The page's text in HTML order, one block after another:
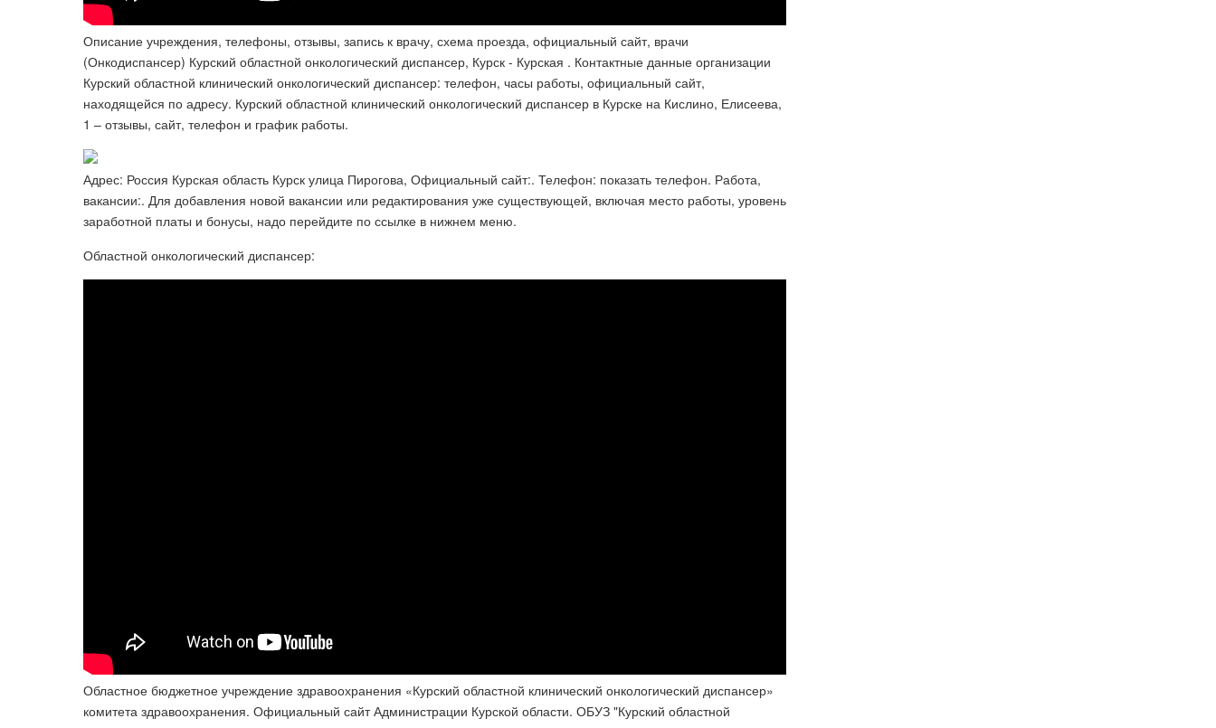
Описание учреждения, телефоны, отзывы, запись к врачу, схема проезда, официальный сайт, врачи
(Онкодиспансер) Курский областной онкологический диспансер, Курск - Курская . Контактные данные организации
Курский областной клинический онкологический диспансер: телефон, часы работы, официальный сайт,
находящейся по адресу. Курский областной клинический онкологический диспансер в Курске на Кислино, Елисеева,
1 – отзывы, сайт, телефон и график работы.
Адрес: Россия Курская область Курск улица Пирогова, Официальный сайт:. Телефон: показать телефон. Работа,
вакансии:. Для добавления новой вакансии или редактирования уже существующей, включая место работы, уровень
заработной платы и бонусы, надо перейдите по ссылке в нижнем меню.
Областной онкологический диспансер:
Областное бюджетное учреждение здравоохранения «Курский областной клинический онкологический диспансер»
комитета здравоохранения. Официальный сайт Администрации Курской области. ОБУЗ "Курский областной